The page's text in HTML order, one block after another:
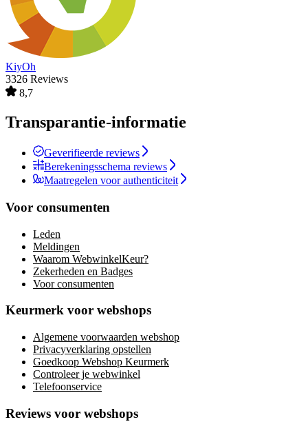
KiyOh
3326 Reviews
8,7
Transparantie-informatie
Geverifieerde reviews
Berekeningsschema reviews
Maatregelen voor authenticiteit
Voor consumenten
Leden
Meldingen
Waarom WebwinkelKeur?
Zekerheden en Badges
Voor consumenten
Keurmerk voor webshops
Algemene voorwaarden webshop
Privacyverklaring opstellen
Goedkoop Webshop Keurmerk
Controleer je webwinkel
Telefoonservice
Reviews voor webshops